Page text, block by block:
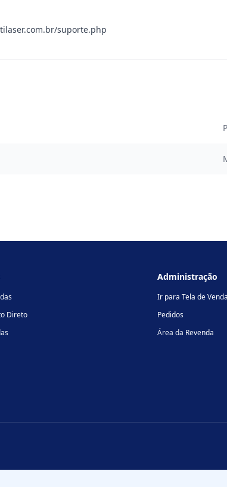
suporte.php
Direto
Administração
Ir para Tela de
Pedidos
Área da Revenda